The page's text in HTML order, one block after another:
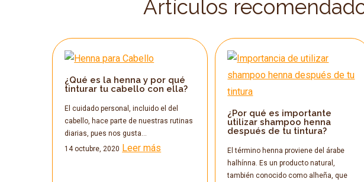
Artículos
¿Qué es la henna y por qué
tinturar tu cabello con ella?
El cuidado personal, incluido el del
cabello, hace parte de nuestras rutinas
diarias, pues nos gusta…
14 octubre, 2020 Leer más
¿Por qué es importante
utilizar shampoo henna
después de tu tintura?
El término henna proviene del árabe
halhínna. Es un producto natural,
también conocido como alheña, que